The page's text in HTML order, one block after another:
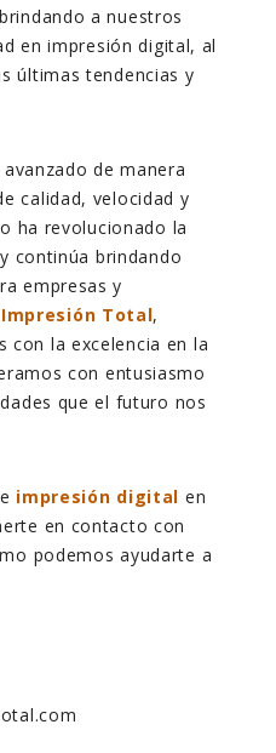
a nuestros
en impresión digital, al
últimas tendencias y
avanzado de manera
calidad, velocidad y
ha revolucionado la
continúa brindando
empresas y
Impresión Total,
con la excelencia en la
con entusiasmo
que el futuro nos
impresión digital en
en contacto con
podemos ayudarte a